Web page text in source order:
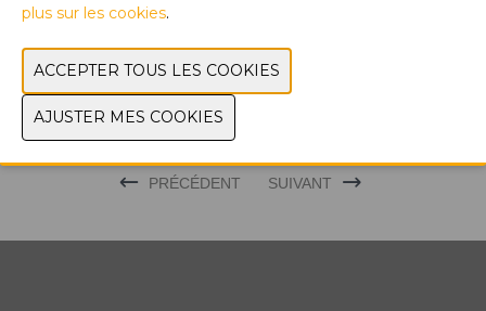
DÉCOUVREZ LES DERNIERS PRODUITS À
BROODWAY
PRÉCÉDENT SUIVANT
plus sur les cookies.